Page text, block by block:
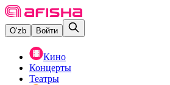
O‘zb Войти
Кино
Концерты
Театры